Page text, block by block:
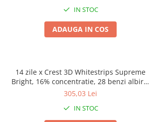
IN STOC
ADAUGA IN COS
14 zile x Crest 3D Whitestrips Supreme
Bright, 16% concentratie, 28 benzi albire,
nivel albire 18, aplicare 60 min, benzi
305,03 Lei
IN STOC